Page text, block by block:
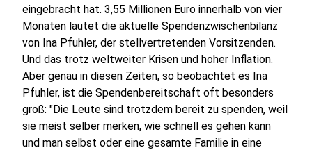
eingebracht hat. 3,55 Millionen Euro innerhalb von vier
Monaten lautet die aktuelle Spendenzwischenbilanz
von Ina Pfuhler, der stellvertretenden Vorsitzenden.
Und das trotz weltweiter Krisen und hoher Inflation.
Aber genau in diesen Zeiten, so beobachtet es Ina
Pfuhler, ist die Spendenbereitschaft oft besonders
groß: "Die Leute sind trotzdem bereit zu spenden, weil
sie meist selber merken, wie schnell es gehen kann
und man selbst oder eine gesamte Familie in eine